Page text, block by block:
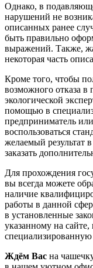
Однако, в
нарушений не
описанных ранее
быть правильно
выражений. Также,
некоторая часть
Кроме того, чтобы
возможного отказа в
экологической
помощью в
предприниматель
воспользоваться
желаемый результат
заказать
Для прохождения
вы всегда можете
наличие
работы в данной
в установленные
указанному на сайте,
Ждём Вас на